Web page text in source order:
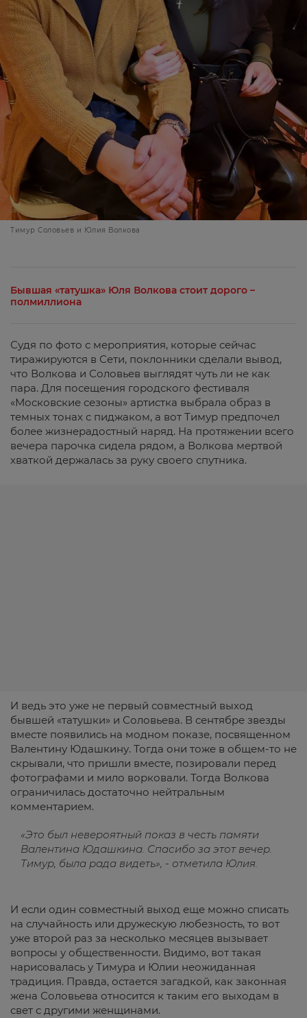
Тимур Соловьев и Юлия Волкова
Бывшая «татушка» Юля Волкова стоит дорого –
полмиллиона
Судя по фото с мероприятия, которые сейчас
тиражируются в Сети, поклонники сделали вывод,
что Волкова и Соловьев выглядят чуть ли не как
пара. Для посещения городского фестиваля
«Московские сезоны» артистка выбрала образ в
темных тонах с пиджаком, а вот Тимур предпочел
более жизнерадостный наряд. На протяжении всего
вечера парочка сидела рядом, а Волкова мертвой
хваткой держалась за руку своего спутника.
И ведь это уже не первый совместный выход
бывшей «татушки» и Соловьева. В сентябре звезды
вместе появились на модном показе, посвященном
Валентину Юдашкину. Тогда они тоже в общем-то не
скрывали, что пришли вместе, позировали перед
фотографами и мило ворковали. Тогда Волкова
ограничилась достаточно нейтральным
комментарием.
«Это был невероятный показ в честь памяти
Валентина Юдашкина. Спасибо за этот вечер.
Тимур, была рада видеть», - отметила Юлия.
И если один совместный выход еще можно списать
на случайность или дружескую любезность, то вот
уже второй раз за несколько месяцев вызывает
вопросы у общественности. Видимо, вот такая
нарисовалась у Тимура и Юлии неожиданная
традиция. Правда, остается загадкой, как законная
жена Соловьева относится к таким его выходам в
свет с другими женщинами.